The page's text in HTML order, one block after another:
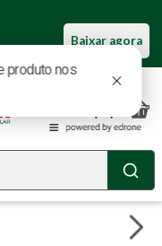
Baixar agora